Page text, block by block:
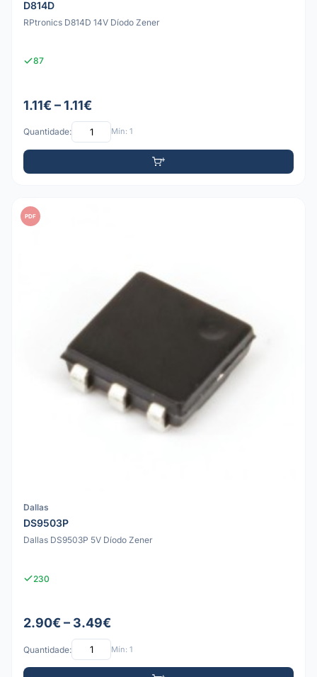
D814D
RPtronics D814D 14V Díodo Zener
87
1.11€ – 1.11€
Quantidade: Mín: 1
PDF
Dallas
DS9503P
Dallas DS9503P 5V Díodo Zener
230
2.90€ – 3.49€
Quantidade: Mín: 1